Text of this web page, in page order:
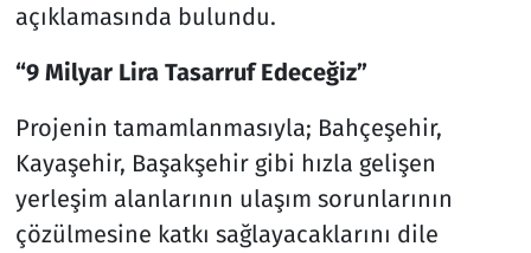
açıklamasında bulundu.
“9 Milyar Lira Tasarruf Edeceğiz”
Projenin tamamlanmasıyla; Bahçeşehir,
Kayaşehir, Başakşehir gibi hızla gelişen
yerleşim alanlarının ulaşım sorunlarının
çözülmesine katkı sağlayacaklarını dile